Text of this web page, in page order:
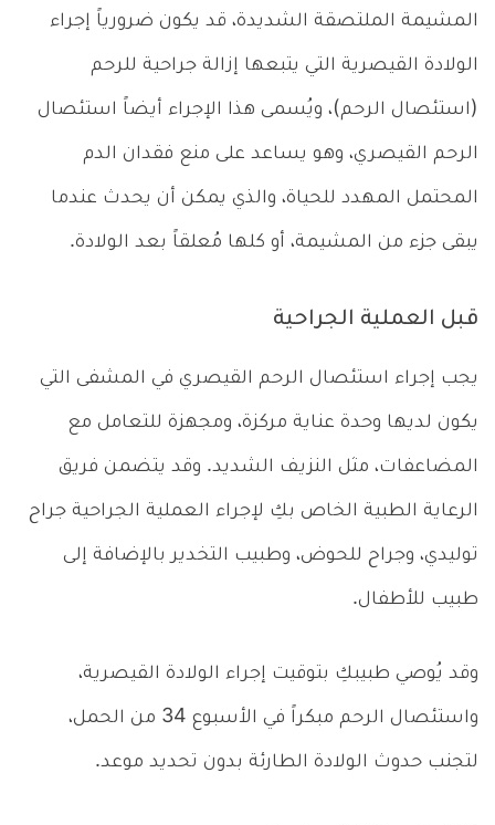
المشيمة الملتصقة الشديدة، قد يكون ضرورياً إجراء
الولادة القيصرية التي يتبعها إزالة جراحية للرحم
(استئصال الرحم)، ويُسمى هذا الإجراء أيضاً استئصال
الرحم القيصري، وهو يساعد على منع فقدان الدم
المحتمل المهدد للحياة، والذي يمكن أن يحدث عندما
يبقى جزء من المشيمة، أو كلها مُعلقاً بعد الولادة.
قبل العملية الجراحية
يجب إجراء استئصال الرحم القيصري في المشفى التي
يكون لديها وحدة عناية مركزة، ومجهزة للتعامل مع
المضاعفات، مثل النزيف الشديد. وقد يتضمن فريق
الرعاية الطبية الخاص بكِ لإجراء العملية الجراحية جراح
توليدي، وجراح للحوض، وطبيب التخدير بالإضافة إلى
طبيب للأطفال.
وقد يُوصي طبيبكِ بتوقيت إجراء الولادة القيصرية،
واستئصال الرحم مبكراً في الأسبوع 34 من الحمل،
لتجنب حدوث الولادة الطارئة بدون تحديد موعد.